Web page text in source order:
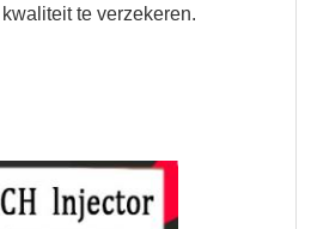
te verzekeren.